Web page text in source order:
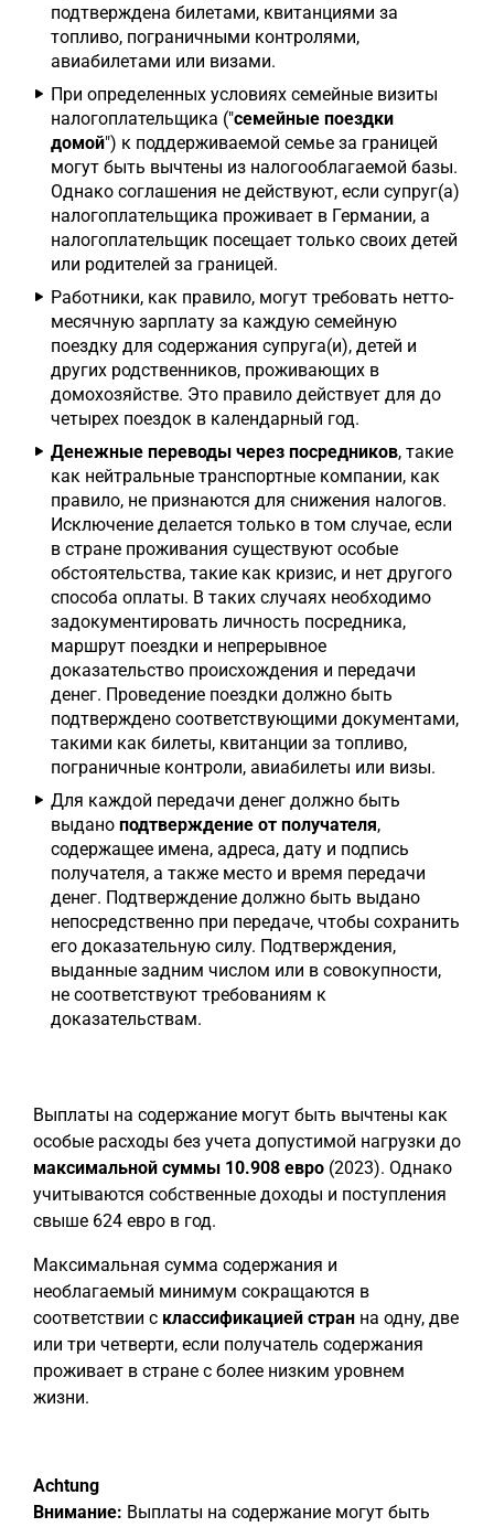
подтверждена билетами, квитанциями за
топливо, пограничными контролями,
авиабилетами или визами.
При определенных условиях семейные визиты
налогоплательщика ("семейные поездки
домой") к поддерживаемой семье за границей
могут быть вычтены из налогооблагаемой базы.
Однако соглашения не действуют, если супруг(а)
налогоплательщика проживает в Германии, а
налогоплательщик посещает только своих детей
или родителей за границей.
Работники, как правило, могут требовать нетто-
месячную зарплату за каждую семейную
поездку для содержания супруга(и), детей и
других родственников, проживающих в
домохозяйстве. Это правило действует для до
четырех поездок в календарный год.
Денежные переводы через посредников, такие
как нейтральные транспортные компании, как
правило, не признаются для снижения налогов.
Исключение делается только в том случае, если
в стране проживания существуют особые
обстоятельства, такие как кризис, и нет другого
способа оплаты. В таких случаях необходимо
задокументировать личность посредника,
маршрут поездки и непрерывное
доказательство происхождения и передачи
денег. Проведение поездки должно быть
подтверждено соответствующими документами,
такими как билеты, квитанции за топливо,
пограничные контроли, авиабилеты или визы.
Для каждой передачи денег должно быть
выдано подтверждение от получателя,
содержащее имена, адреса, дату и подпись
получателя, а также место и время передачи
денег. Подтверждение должно быть выдано
непосредственно при передаче, чтобы сохранить
его доказательную силу. Подтверждения,
выданные задним числом или в совокупности,
не соответствуют требованиям к
доказательствам.
Выплаты на содержание могут быть вычтены как
особые расходы без учета допустимой нагрузки до
максимальной суммы 10.908 евро (2023). Однако
учитываются собственные доходы и поступления
свыше 624 евро в год.
Максимальная сумма содержания и
необлагаемый минимум сокращаются в
соответствии с классификацией стран на одну, две
или три четверти, если получатель содержания
проживает в стране с более низким уровнем
жизни.
Achtung
Внимание: Выплаты на содержание могут быть